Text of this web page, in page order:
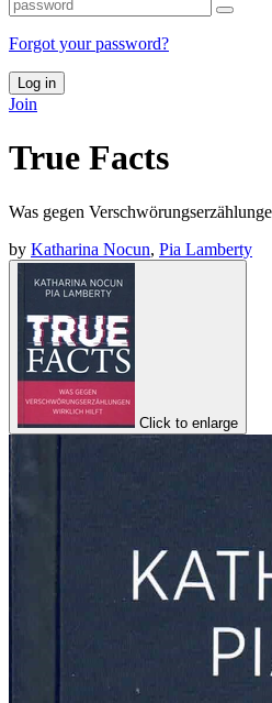
Forgot your password?
Log in
Join
True Facts
Was gegen
by Katharina Nocun, Pia Lamberty
Click to enlarge